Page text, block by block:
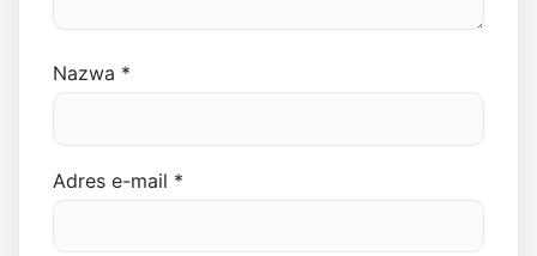
Nazwa *
Adres e-mail *